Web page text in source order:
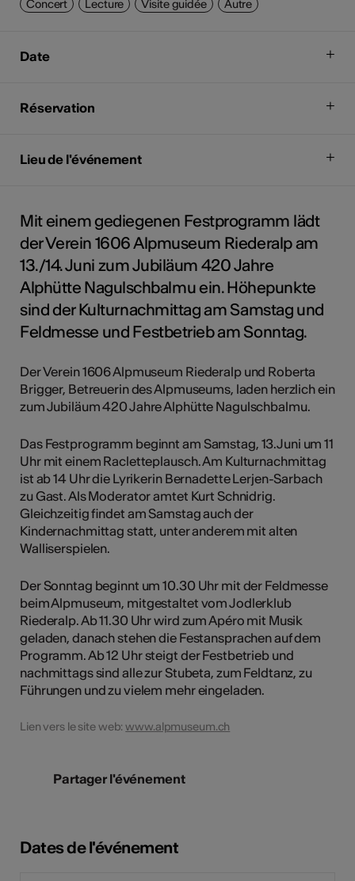
Concert Lecture Visite guidée Autre
Date
Réservation
Lieu de l'événement
Mit einem gediegenen Festprogramm lädt
der Verein 1606 Alpmuseum Riederalp am
13./14. Juni zum Jubiläum 420 Jahre
Alphütte Nagulschbalmu ein. Höhepunkte
sind der Kulturnachmittag am Samstag und
Feldmesse und Festbetrieb am Sonntag.
Der Verein 1606 Alpmuseum Riederalp und Roberta
Brigger, Betreuerin des Alpmuseums, laden herzlich ein
zum Jubiläum 420 Jahre Alphütte Nagulschbalmu.
Das Festprogramm beginnt am Samstag, 13.Juni um 11
Uhr mit einem Racletteplausch. Am Kulturnachmittag
ist ab 14 Uhr die Lyrikerin Bernadette Lerjen-Sarbach
zu Gast. Als Moderator amtet Kurt Schnidrig.
Gleichzeitig findet am Samstag auch der
Kindernachmittag statt, unter anderem mit alten
Walliserspielen.
Der Sonntag beginnt um 10.30 Uhr mit der Feldmesse
beim Alpmuseum, mitgestaltet vom Jodlerklub
Riederalp. Ab 11.30 Uhr wird zum Apéro mit Musik
geladen, danach stehen die Festansprachen auf dem
Programm. Ab 12 Uhr steigt der Festbetrieb und
nachmittags sind alle zur Stubeta, zum Feldtanz, zu
Führungen und zu vielem mehr eingeladen.
Lien vers le site web:www.alpmuseum.ch
Partager l'événement
Dates de l'événement